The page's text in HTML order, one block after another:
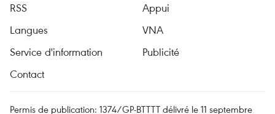
RSS
Appui
Langues
VNA
Service d'information
Publicité
Contact
Permis de publication: 1374/GP-BTTTT délivré le 11 septembre